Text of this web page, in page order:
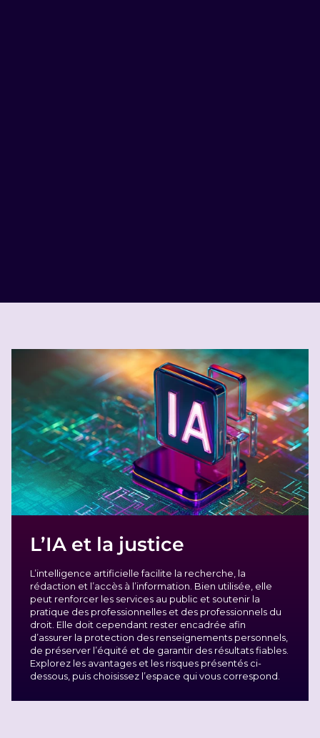
L’IA et la justice
L’intelligence artificielle facilite la recherche, la
rédaction et l’accès à l’information. Bien utilisée, elle
peut renforcer les services au public et soutenir la
pratique des professionnelles et des professionnels du
droit. Elle doit cependant rester encadrée afin
d’assurer la protection des renseignements personnels,
de préserver l’équité et de garantir des résultats fiables.
Explorez les avantages et les risques présentés ci-
dessous, puis choisissez l’espace qui vous correspond.